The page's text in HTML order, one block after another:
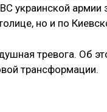
украинской армии
но и по
тревога. Об
трансформации.